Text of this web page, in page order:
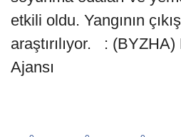
etkili oldu. Yangının
araştırılıyor. :
Ajansı